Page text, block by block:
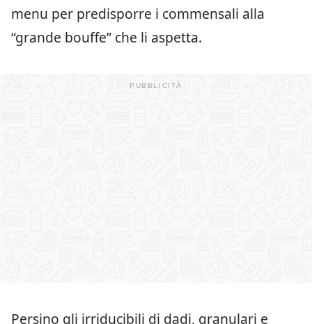
menu per predisporre i commensali alla
“grande bouffe” che li aspetta.
Persino gli irriducibili di dadi, granulari e